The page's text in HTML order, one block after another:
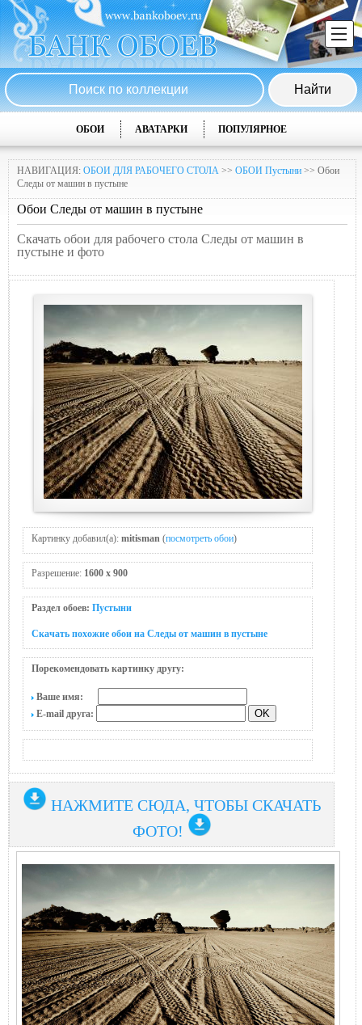
ОБОИ АВАТАРКИ ПОПУЛЯРНОЕ
НАВИГАЦИЯ: ОБОИ ДЛЯ РАБОЧЕГО СТОЛА >> ОБОИ Пустыни >> Обои
Следы от машин в пустыне
Обои Следы от машин в пустыне
Скачать обои для рабочего стола Следы от машин в
пустыне и фото
Картинку добавил(а): mitisman (посмотреть обои)
Разрешение: 1600 x 900
Раздел обоев: Пустыни
Скачать похожие обои на Следы от машин в пустыне
Порекомендовать картинку другу:
Ваше имя:
E-mail друга:
НАЖМИТЕ СЮДА, ЧТОБЫ СКАЧАТЬ
ФОТО!